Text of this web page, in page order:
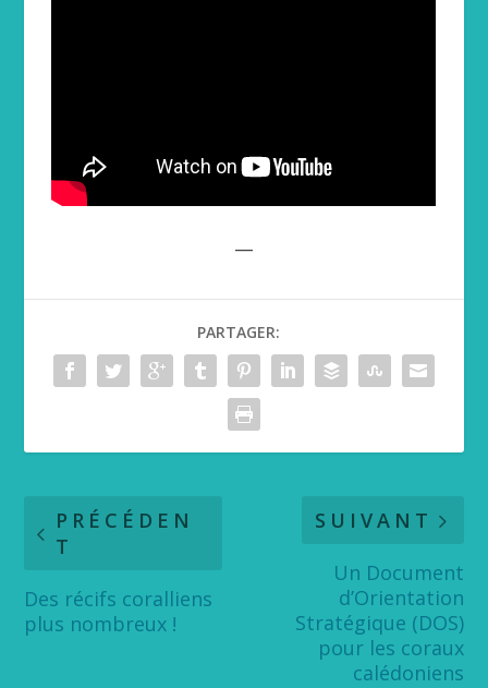
PARTAGER:
PRÉCÉDEN
T
Des récifs coralliens
plus nombreux !
SUIVANT
Un Document
d’Orientation
Stratégique (DOS)
pour les coraux
calédoniens